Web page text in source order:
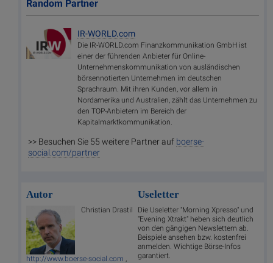
Random Partner
IR-WORLD.com
Die IR-WORLD.com Finanzkommunikation GmbH ist
einer der führenden Anbieter für Online-
Unternehmenskommunikation von ausländischen
börsennotierten Unternehmen im deutschen
Sprachraum. Mit ihren Kunden, vor allem in
Nordamerika und Australien, zählt das Unternehmen zu
den TOP-Anbietern im Bereich der
Kapitalmarktkommunikation.
>> Besuchen Sie 55 weitere Partner auf boerse-
social.com/partner
Autor
Christian Drastil
http://www.boerse-social.com ,
Useletter
Die Useletter "Morning Xpresso" und
"Evening Xtrakt" heben sich deutlich
von den gängigen Newslettern ab.
Beispiele ansehen bzw. kostenfrei
anmelden. Wichtige Börse-Infos
garantiert.